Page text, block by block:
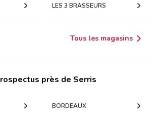
LES 3 BRASSEURS
Tous les magasins
près de Serris
BORDEAUX